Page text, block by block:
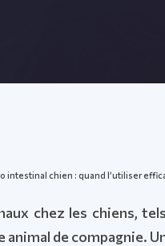
intestinal chien : quand l’utiliser
chez les chiens,
de compagnie.